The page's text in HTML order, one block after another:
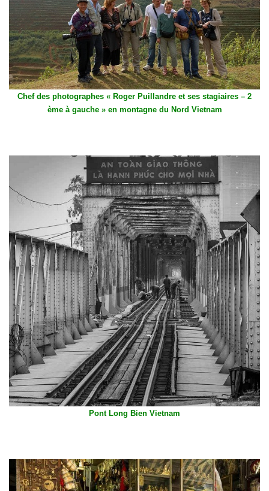
Chef des photographes « Roger Puillandre et ses stagiaires – 2
ème à gauche » en montagne du Nord Vietnam
Pont Long Bien Vietnam